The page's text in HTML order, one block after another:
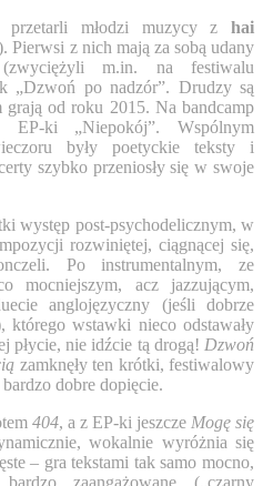
przetarli młodzi muzycy z hai
Pierwsi z nich mają za sobą udany
m.in. na festiwalu
„Dzwoń po nadzór”. Drudzy są
grają od roku 2015. Na bandcamp
EP-ki „Niepokój”. Wspólnym
były poetyckie teksty i
szybko przeniosły się w swoje
występ post-psychodelicznym, w
rozwiniętej, ciągnącej się,
Po instrumentalnym, ze
mocniejszym, acz jazzującym,
anglojęzyczny (jeśli dobrze
którego wstawki nieco odstawały
płycie, nie idźcie tą drogą! Dzwoń
zamknęły ten krótki, festiwalowy
dobre dopięcie.
404, a z EP-ki jeszcze Mogę się
wokalnie wyróżnia się
– gra tekstami tak samo mocno,
zaangażowane („czarny